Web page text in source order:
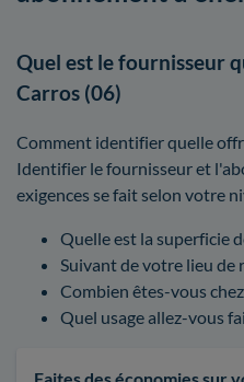
Quel est le fournisseur
Carros (06)
Comment identifier quelle
Identifier le fournisseur et
exigences se fait selon votre
Quelle est la superficie
Suivant de votre lieu de
Combien êtes-vous
Quel usage allez-vous